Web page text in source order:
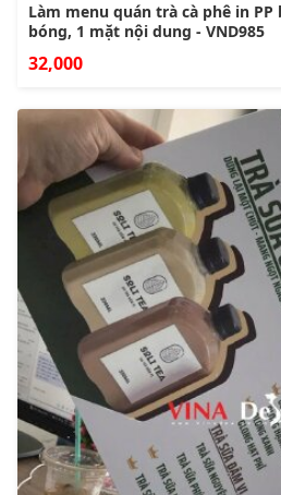
Làm menu quán trà cà phê in PP
bóng, 1 mặt nội dung - VND985
32,000